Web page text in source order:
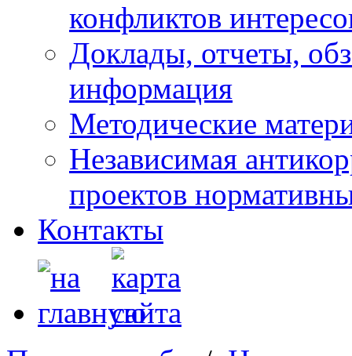
конфликтов
Доклады, отчеты,
информация
Методические
Независимая
проектов
Контакты